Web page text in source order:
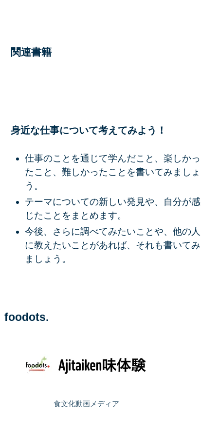
関連書籍
身近な仕事について考えてみよう！
仕事のことを通じて学んだこと、楽しかっ
たこと、難しかったことを書いてみましょ
う。
テーマについての新しい発見や、自分が感
じたことをまとめます。
今後、さらに調べてみたいことや、他の人
に教えたいことがあれば、それも書いてみ
ましょう。
foodots.
食文化動画メディア